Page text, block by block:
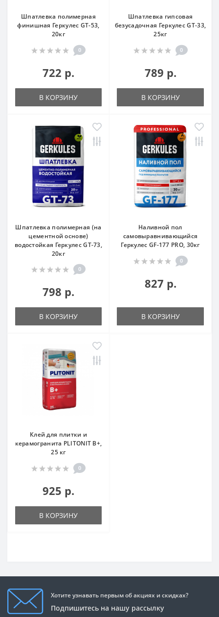
Шпатлевка полимерная
финишная Геркулес GT-53,
20кг
0
722 р.
В КОРЗИНУ
Шпатлевка гипсовая
безусадочная Геркулес GT-33,
25кг
0
789 р.
В КОРЗИНУ
Шпатлевка полимерная (на
цементной основе)
водостойкая Геркулес GT-73,
20кг
0
798 р.
В КОРЗИНУ
Наливной пол
самовыравнивающийся
Геркулес GF-177 PRO, 30кг
0
827 р.
В КОРЗИНУ
Клей для плитки и
керамогранита PLITONIT В+,
25 кг
0
925 р.
В КОРЗИНУ
Хотите узнавать первым об акциях и скидках?
Подпишитесь на нашу рассылку